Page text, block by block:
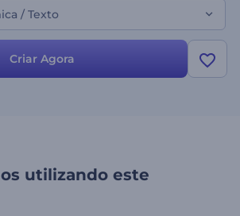
/ Texto
Criar Agora
utilizando este